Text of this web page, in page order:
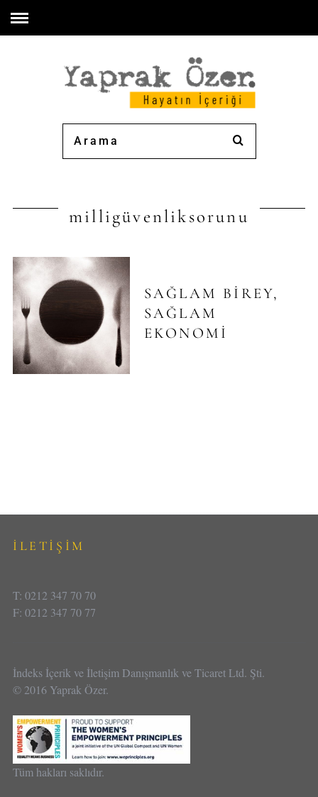
milligüvenliksorunu
SAĞLAM BIREY,
SAĞLAM
EKONOMI
İLETİŞİM
T: 0212 347 70 70
F: 0212 347 70 77
İndeks İçerik ve İletişim Danışmanlık ve Ticaret Ltd. Şti.
© 2016 Yaprak Özer.
Tüm hakları saklıdır.